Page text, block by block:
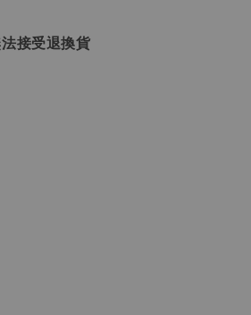
接受退換貨